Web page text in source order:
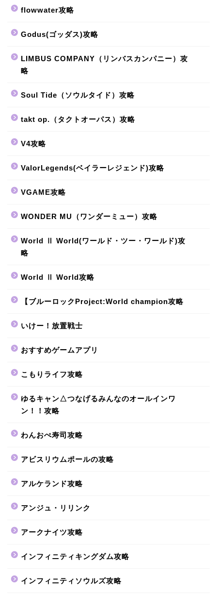
flowwater攻略
Godus(ゴッダス)攻略
LIMBUS COMPANY（リンバスカンパニー）攻
略
Soul Tide（ソウルタイド）攻略
takt op.（タクトオーパス）攻略
V4攻略
ValorLegends(ベイラーレジェンド)攻略
VGAME攻略
WONDER MU（ワンダーミュー）攻略
World Ⅱ World(ワールド・ツー・ワールド)攻
略
World Ⅱ World攻略
【ブルーロックProject:World champion攻略
いけー！放置戦士
おすすめゲームアプリ
こもりライフ攻略
ゆるキャン△つなげるみんなのオールインワ
ン！！攻略
わんおぺ寿司攻略
アビスリウムポールの攻略
アルケランド攻略
アンジュ・リリンク
アークナイツ攻略
インフィニティキングダム攻略
インフィニティソウルズ攻略